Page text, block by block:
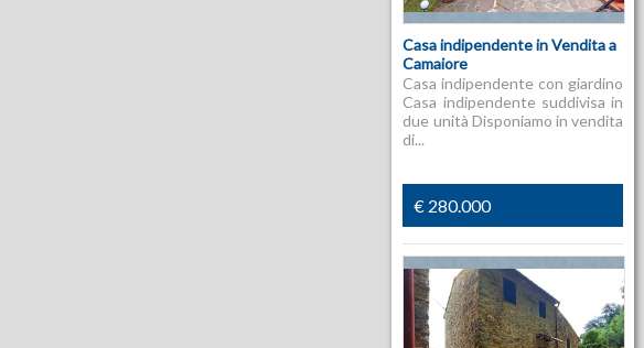
Casa indipendente in Vendita a
Camaiore
Casa indipendente con giardino
Casa indipendente suddivisa in
due unità Disponiamo in vendita
di...
€ 280.000